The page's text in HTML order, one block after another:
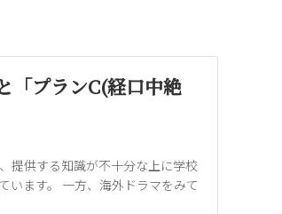
「プランC(経口中絶
提供する知識が不十分な上に学校
います。 一方、海外ドラマをみて